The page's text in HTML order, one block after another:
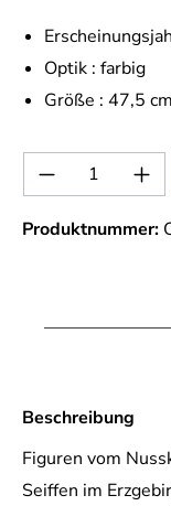
Optik : farbig
Größe : 47,5 cm
Produkt
Produktnummer:
Beschreibung
Figuren vom
Seiffen im